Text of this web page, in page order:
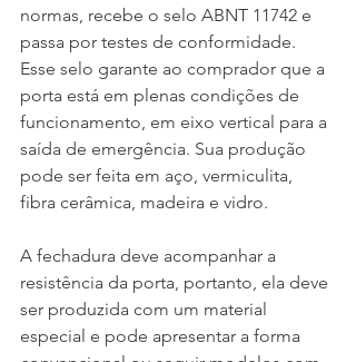
normas, recebe o selo ABNT 11742 e
passa por testes de conformidade.
Esse selo garante ao comprador que a
porta está em plenas condições de
funcionamento, em eixo vertical para a
saída de emergência. Sua produção
pode ser feita em aço, vermiculita,
fibra cerâmica, madeira e vidro.
A fechadura deve acompanhar a
resistência da porta, portanto, ela deve
ser produzida com um material
especial e pode apresentar a forma